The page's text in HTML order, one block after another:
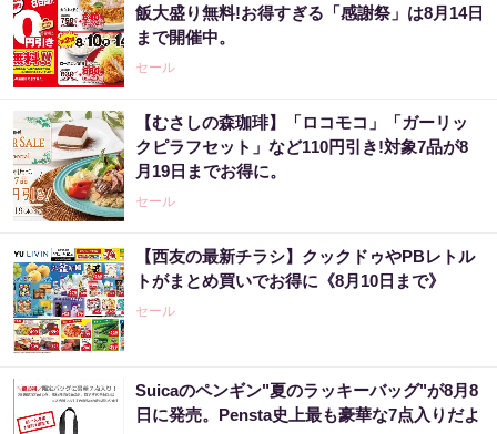
飯大盛り無料!お得すぎる「感謝祭」は8月14日
まで開催中。
セール
【むさしの森珈琲】「ロコモコ」「ガーリッ
クピラフセット」など110円引き!対象7品が8
月19日までお得に。
セール
【西友の最新チラシ】クックドゥやPBレトル
トがまとめ買いでお得に《8月10日まで》
セール
Suicaのペンギン"夏のラッキーバッグ"が8月8
日に発売。Pensta史上最も豪華な7点入りだよ